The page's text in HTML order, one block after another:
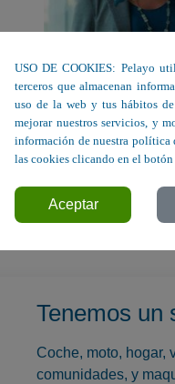
con un
Tenemos un
Coche, moto, hogar,
comunidades, y
USO DE COOKIES: Pelayo
terceros que almacenan
uso de la web y tus hábitos
mejorar nuestros servicios, y
información de nuestra política
las cookies clicando en el botón
Aceptar